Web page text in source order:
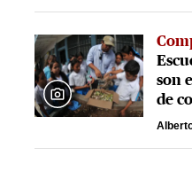
son
de